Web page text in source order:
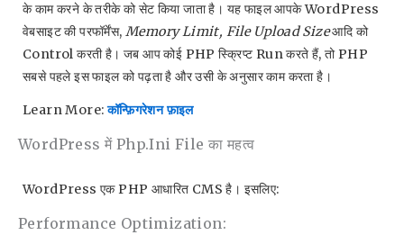
के काम करने के तरीके को सेट किया जाता है। यह फाइल आपके WordPress
वेबसाइट की परफॉर्मेंस,Memory Limit, File Upload Sizeआदि को
Control करती है। जब आप कोई PHP स्क्रिप्ट Run करते हैं, तो PHP
सबसे पहले इस फाइल को पढ़ता है और उसी के अनुसार काम करता है।
Learn More:कॉन्फ़िगरेशन फ़ाइल
WordPress में Php.ini File का महत्व
WordPress एक PHP आधारित CMS है। इसलिए:
Performance Optimization: